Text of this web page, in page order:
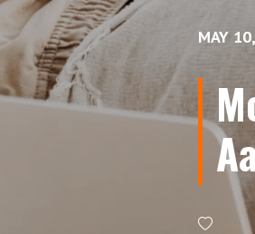
MAY